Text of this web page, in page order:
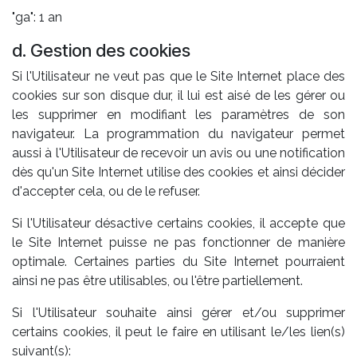
"ga": 1 an
d. Gestion des cookies
Si l'Utilisateur ne veut pas que le Site Internet place des
cookies sur son disque dur, il lui est aisé de les gérer ou
les supprimer en modifiant les paramètres de son
navigateur. La programmation du navigateur permet
aussi à l'Utilisateur de recevoir un avis ou une notification
dès qu'un Site Internet utilise des cookies et ainsi décider
d'accepter cela, ou de le refuser.
Si l'Utilisateur désactive certains cookies, il accepte que
le Site Internet puisse ne pas fonctionner de manière
optimale. Certaines parties du Site Internet pourraient
ainsi ne pas être utilisables, ou l'être partiellement.
Si l'Utilisateur souhaite ainsi gérer et/ou supprimer
certains cookies, il peut le faire en utilisant le/les lien(s)
suivant(s):